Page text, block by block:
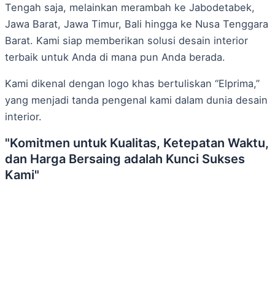
Tengah saja, melainkan merambah ke Jabodetabek,
Jawa Barat, Jawa Timur, Bali hingga ke Nusa Tenggara
Barat. Kami siap memberikan solusi desain interior
terbaik untuk Anda di mana pun Anda berada.
Kami dikenal dengan logo khas bertuliskan “Elprima,”
yang menjadi tanda pengenal kami dalam dunia desain
interior.
"Komitmen untuk Kualitas, Ketepatan Waktu,
dan Harga Bersaing adalah Kunci Sukses
Kami"